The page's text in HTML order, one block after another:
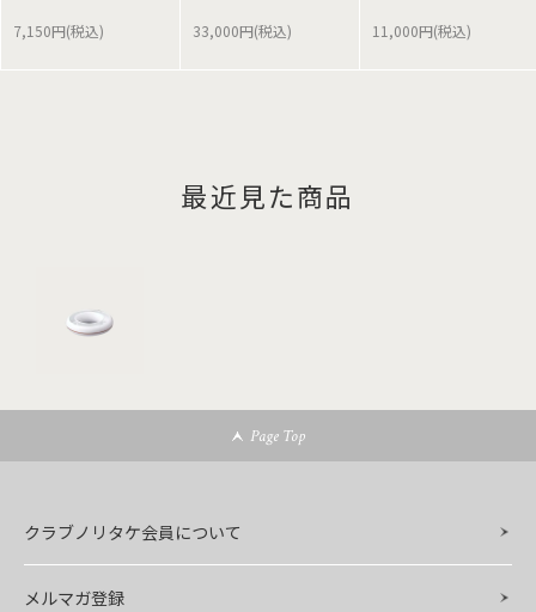
7,150円(税込) 33,000円(税込) 11,000円(税込)
最近見た商品
Page Top
クラブノリタケ会員について
メルマガ登録